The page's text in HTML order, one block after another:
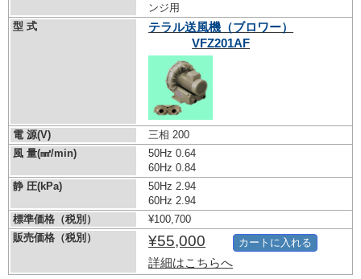
ンジ用
型 式
テラル送風機（ブロワー）
VFZ201AF
電 源(V)
三相 200
風 量(㎣/min)
50Hz 0.64
60Hz 0.84
静 圧(kPa)
50Hz 2.94
60Hz 2.94
標準価格（税別）
¥100,700
販売価格（税別）
¥55,000
詳細はこちらへ
カートに入れる